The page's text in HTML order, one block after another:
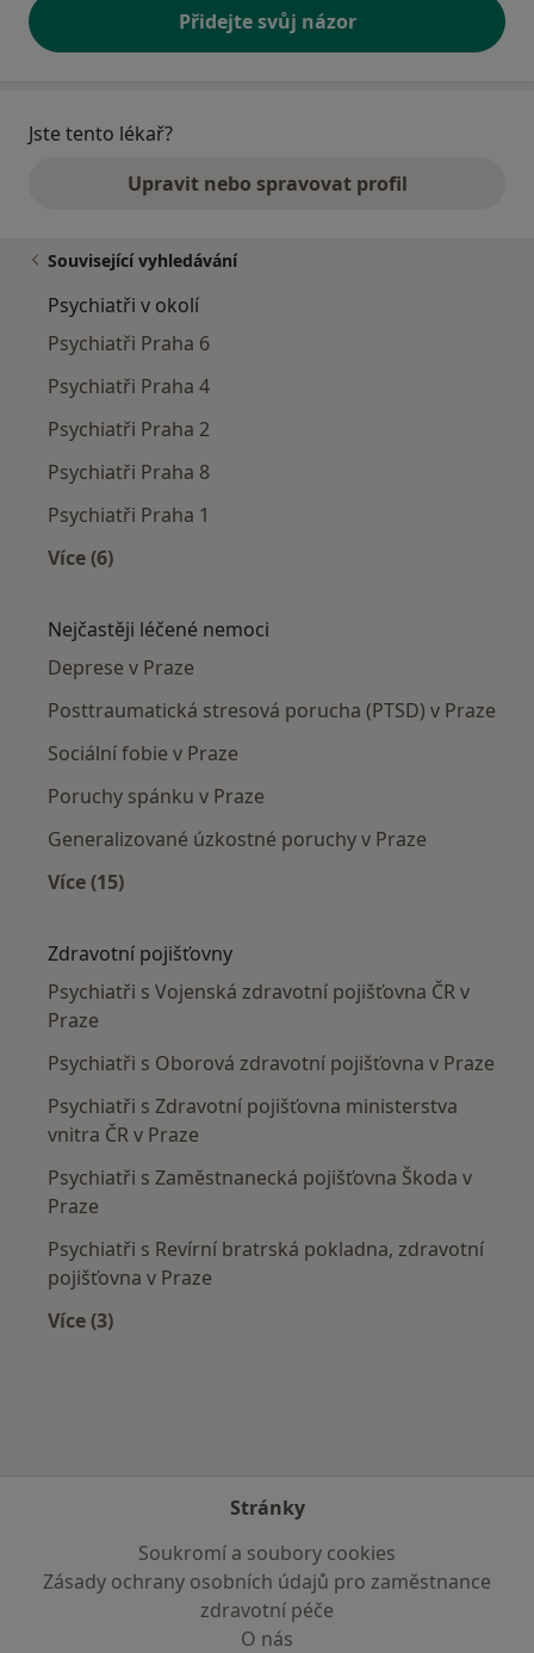
Přidejte svůj názor
Jste tento lékař?
Upravit nebo spravovat profil
Související vyhledávání
Psychiatři v okolí
Psychiatři Praha 6
Psychiatři Praha 4
Psychiatři Praha 2
Psychiatři Praha 8
Psychiatři Praha 1
Více (6)
Nejčastěji léčené nemoci
Deprese v Praze
Posttraumatická stresová porucha (PTSD) v Praze
Sociální fobie v Praze
Poruchy spánku v Praze
Generalizované úzkostné poruchy v Praze
Více (15)
Zdravotní pojišťovny
Psychiatři s Vojenská zdravotní pojišťovna ČR v
Praze
Psychiatři s Oborová zdravotní pojišťovna v Praze
Psychiatři s Zdravotní pojišťovna ministerstva
vnitra ČR v Praze
Psychiatři s Zaměstnanecká pojišťovna Škoda v
Praze
Psychiatři s Revírní bratrská pokladna, zdravotní
pojišťovna v Praze
Více (3)
Stránky
Soukromí a soubory cookies
Zásady ochrany osobních údajů pro zaměstnance
zdravotní péče
O nás